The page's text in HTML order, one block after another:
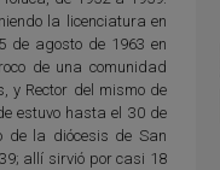
la licenciatura en
de agosto de 1963 en
de una comunidad
y Rector del mismo de
estuvo hasta el 30 de
de la diócesis de San
allí sirvió por casi 18